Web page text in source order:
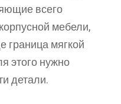
всего
мебели,
граница мягкой
этого нужно
детали.